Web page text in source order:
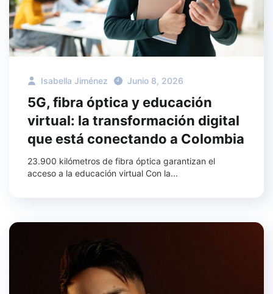
Isabella Jiménez Junio 8, 2026
5G, fibra óptica y educación
virtual: la transformación digital
que está conectando a Colombia
23.900 kilómetros de fibra óptica garantizan el
acceso a la educación virtual Con la...